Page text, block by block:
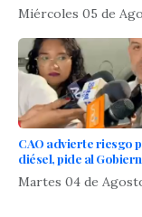
Miércoles 05 de
CAO advierte riesgo
diésel, pide al
Martes 04 de